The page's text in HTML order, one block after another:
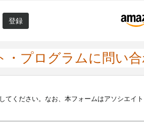
登録
・プログラムに問い
てください。なお、本フォームはアソシエイ